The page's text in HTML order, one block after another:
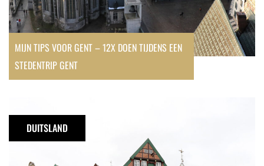
Gent
MIJN TIPS VOOR GENT – 12X DOEN TIJDENS EEN
STEDENTRIP GENT
goed
bewaard
DUITSLAND